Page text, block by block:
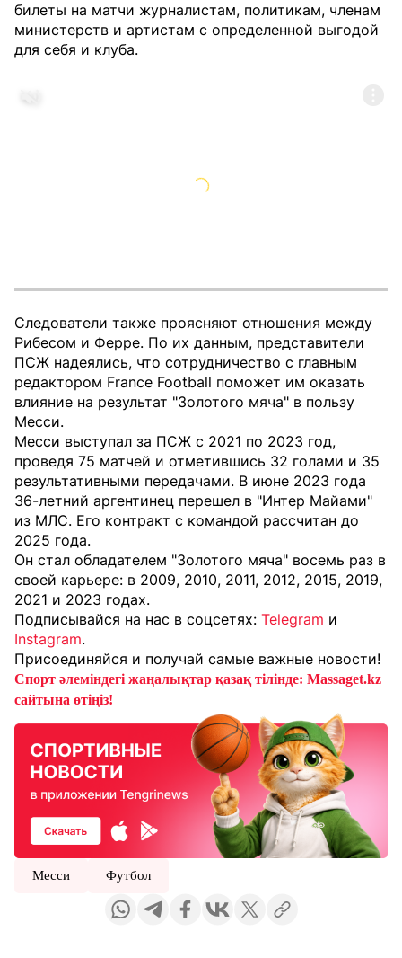
билеты на матчи журналистам, политикам, членам
министерств и артистам с определенной выгодой
для себя и клуба.
Следователи также проясняют отношения между
Рибесом и Ферре. По их данным, представители
ПСЖ надеялись, что сотрудничество с главным
редактором France Football поможет им оказать
влияние на результат "Золотого мяча" в пользу
Месси.
Месси выступал за ПСЖ с 2021 по 2023 год,
проведя 75 матчей и отметившись 32 голами и 35
результативными передачами. В июне 2023 года
36-летний аргентинец перешел в "Интер Майами"
из МЛС. Его контракт с командой рассчитан до
2025 года.
Он стал обладателем "Золотого мяча" восемь раз в
своей карьере: в 2009, 2010, 2011, 2012, 2015, 2019,
2021 и 2023 годах.
Подписывайся на нас в соцсетях: Telegram и
Instagram.
Присоединяйся и получай самые важные новости!
Спорт әлеміндегі жаңалықтар қазақ тілінде: Massaget.kz
сайтына өтіңіз!
Месси Футбол